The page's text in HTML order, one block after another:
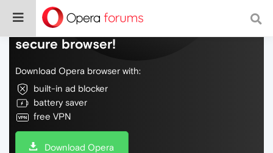
Do more on the web, with a fast and
secure browser!
Download Opera browser with:
built-in ad blocker
battery saver
free VPN
Download Opera